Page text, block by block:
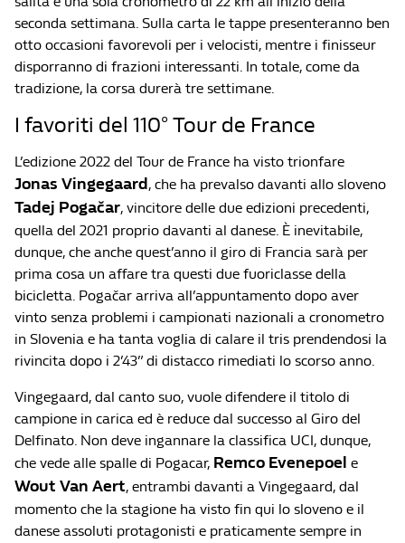
seconda settimana. Sulla carta le tappe presenteranno ben
otto occasioni favorevoli per i velocisti, mentre i finisseur
disporranno di frazioni interessanti. In totale, come da
tradizione, la corsa durerà tre settimane.
I favoriti del 110° Tour de France
L’edizione 2022 del Tour de France ha visto trionfare
Jonas Vingegaard , che ha prevalso davanti allo sloveno
Tadej Pogačar, vincitore delle due edizioni precedenti,
quella del 2021 proprio davanti al danese. È inevitabile,
dunque, che anche quest’anno il giro di Francia sarà per
prima cosa un affare tra questi due fuoriclasse della
bicicletta. Pogačar arriva all’appuntamento dopo aver
vinto senza problemi i campionati nazionali a cronometro
in Slovenia e ha tanta voglia di calare il tris prendendosi la
rivincita dopo i 2’43” di distacco rimediati lo scorso anno.
Vingegaard, dal canto suo, vuole difendere il titolo di
campione in carica ed è reduce dal successo al Giro del
Delfinato. Non deve ingannare la classifica UCI, dunque,
che vede alle spalle di Pogacar, Remco Evenepoel e
Wout Van Aert, entrambi davanti a Vingegaard, dal
momento che la stagione ha visto fin qui lo sloveno e il
danese assoluti protagonisti e praticamente sempre in